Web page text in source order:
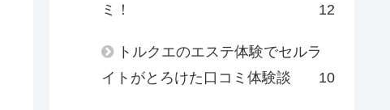
ミ！
12
トルクエのエステ体験でセルラ
イトがとろけた口コミ体験談
10